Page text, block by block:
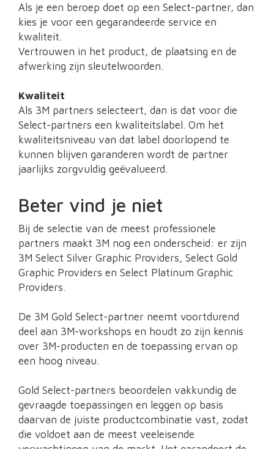
Als je een beroep doet op een Select-partner, dan
kies je voor een gegarandeerde service en
kwaliteit.
Vertrouwen in het product, de plaatsing en de
afwerking zijn sleutelwoorden.
Kwaliteit
Als 3M partners selecteert, dan is dat voor die
Select-partners een kwaliteitslabel. Om het
kwaliteitsniveau van dat label doorlopend te
kunnen blijven garanderen wordt de partner
jaarlijks zorgvuldig geëvalueerd.
Beter vind je niet
Bij de selectie van de meest professionele
partners maakt 3M nog een onderscheid: er zijn
3M Select Silver Graphic Providers, Select Gold
Graphic Providers en Select Platinum Graphic
Providers.
De 3M Gold Select-partner neemt voortdurend
deel aan 3M-workshops en houdt zo zijn kennis
over 3M-producten en de toepassing ervan op
een hoog niveau.
Gold Select-partners beoordelen vakkundig de
gevraagde toepassingen en leggen op basis
daarvan de juiste productcombinatie vast, zodat
die voldoet aan de meest veeleisende